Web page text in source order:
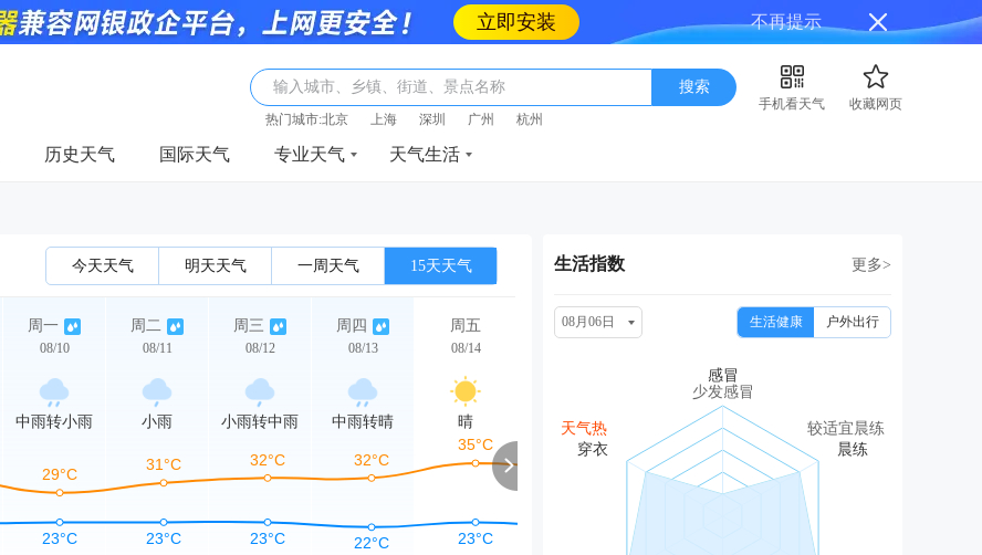
立即安装 不再提示
输入城市、乡镇、街道、景点名称 搜索
手机看天气
收藏网页
热门城市:北京 上海 深圳 广州 杭州
历史天气 国际天气 专业天气 天气生活
今天天气 明天天气 一周天气 15天天气
周一
08/10
中雨转小雨
周二
08/11
小雨
周三
08/12
小雨转中雨
周四
08/13
中雨转晴
周五
08/14
晴
周六
多云 中雨
周一
中雨转多云
周二
中雨
生活指数 更多>
08月06日 生活健康 户外出行
少发感冒
天气热 较适宜晨练